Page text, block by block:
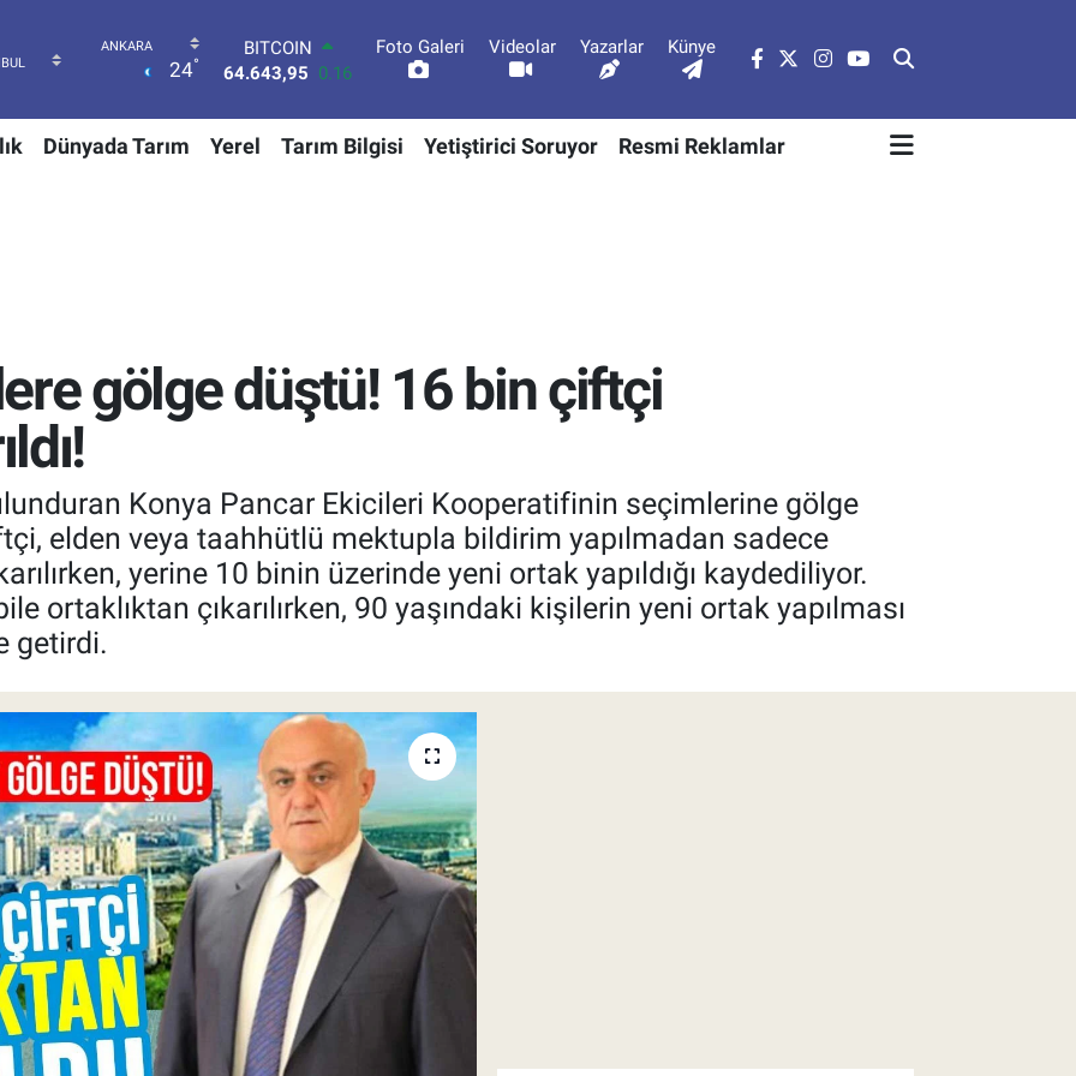
24°
DOLAR
47,6704
0
55,0406 -0.08
STERLİN
Foto Galeri Videolar Yazarlar Künye
Dünyada Tarım Yerel Tarım Bilgisi Yetiştirici Soruyor Resmi Reklamlar
gölge düştü! 16 bin çiftçi
Konya Pancar Ekicileri Kooperatifinin seçimlerine gölge
elden veya taahhütlü mektupla bildirim yapılmadan sadece
yerine 10 binin üzerinde yeni ortak yapıldığı kaydediliyor.
ortaklıktan çıkarılırken, 90 yaşındaki kişilerin yeni ortak yapılması
getirdi.